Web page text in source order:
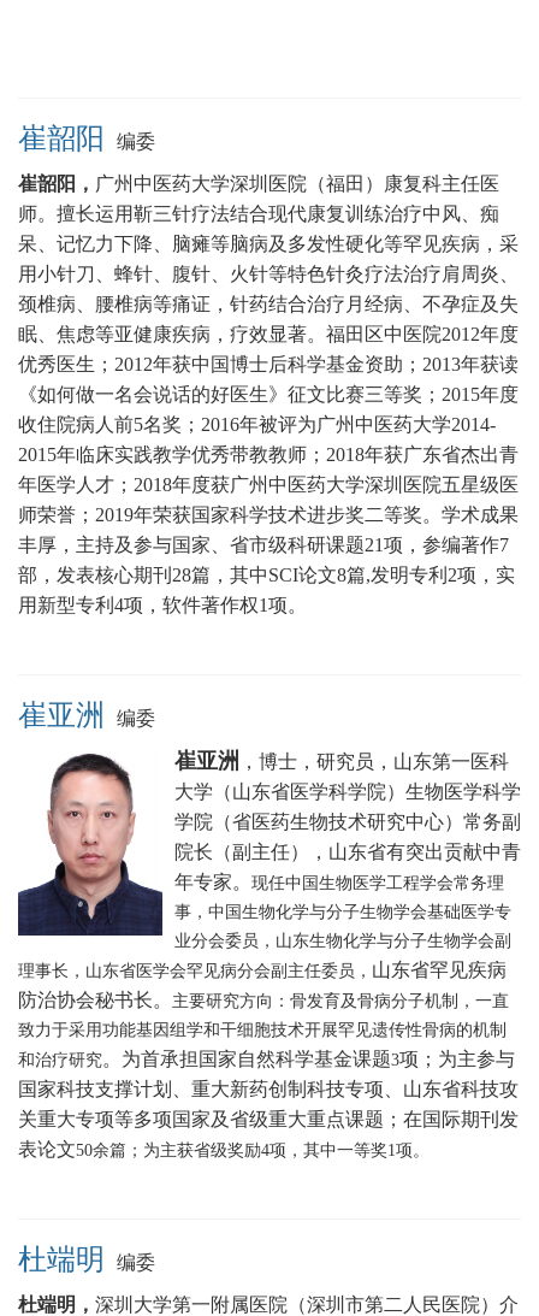
崔韶阳 编委
崔韶阳， 广州中医药大学深圳医院（福田）康复科主任医
师。 擅长运用靳三针疗法结合现代康复训练治疗中风、痴
呆、记忆力下降、脑瘫等脑病及多发性硬化等罕见疾病，采
用小针刀、蜂针、腹针、火针等特色针灸疗法治疗肩周炎、
颈椎病、腰椎病等痛证，针药结合治疗月经病、不孕症及失
眠、焦虑等亚健康疾病，疗效显著。 福田区中医院2012年度
优秀医生；2012年获中国博士后科学基金资助；2013年获读
《如何做一名会说话的好医生》征文比赛三等奖；2015年度
收住院病人前5名奖；2016年被评为广州中医药大学2014-
2015年临床实践教学优秀带教教师；2018年获广东省杰出青
年医学人才；2018年度获广州中医药大学深圳医院五星级医
师荣誉；2019年荣获国家科学技术进步奖二等奖。学术成果
丰厚，主持及参与国家、省市级科研课题21项，参编著作7
部，发表核心期刊28篇，其中SCI论文8篇,发明专利2项，实
用新型专利4项，软件著作权1项。
崔亚洲 编委
崔亚洲 ，博士，研究员，山东第一医科
大学（山东省医学科学院）生物医学科学
学院（省医药生物技术研究中心）常务副
院长（副主任），山东省有突出贡献中青
年专家。 现任中国生物医学工程学会常务理
事，中国生物化学与分子生物学会基础医学专
业分会委员，山东生物化学与分子生物学会副
理事长，山东省医学会罕见病分会副主任委员， 山东省罕见疾病
防治协会秘书长。
主要研究方向：骨发育及骨病分子机制，一直
致力于采用功能基因组学和干细胞技术开展罕见遗传性骨病的机制
和治疗研究。为首承担国家自然科学基金课题3项；为主参与
国家科技支撑计划、重大新药创制科技专项、山东省科技攻
关重大专项等多项国家及省级重大重点课题 ；在国际期刊发
表论文50余篇；为主获省级奖励4项，其中一等奖1项。
杜端明 编委
杜端明， 深圳大学第一附属医院（深圳市第二人民医院）介